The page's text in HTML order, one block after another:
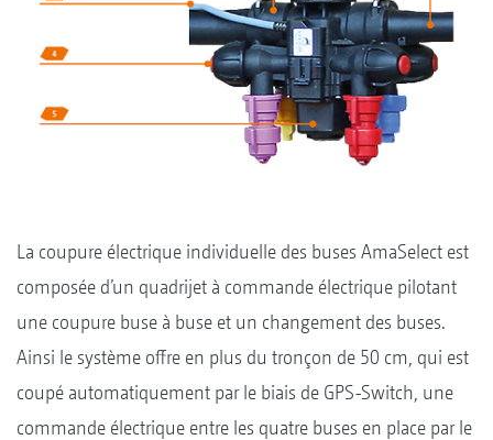
La coupure électrique individuelle des buses AmaSelect est
composée d’un quadrijet à commande électrique pilotant
une coupure buse à buse et un changement des buses.
Ainsi le système offre en plus du tronçon de 50 cm, qui est
coupé automatiquement par le biais de GPS-Switch, une
commande électrique entre les quatre buses en place par le